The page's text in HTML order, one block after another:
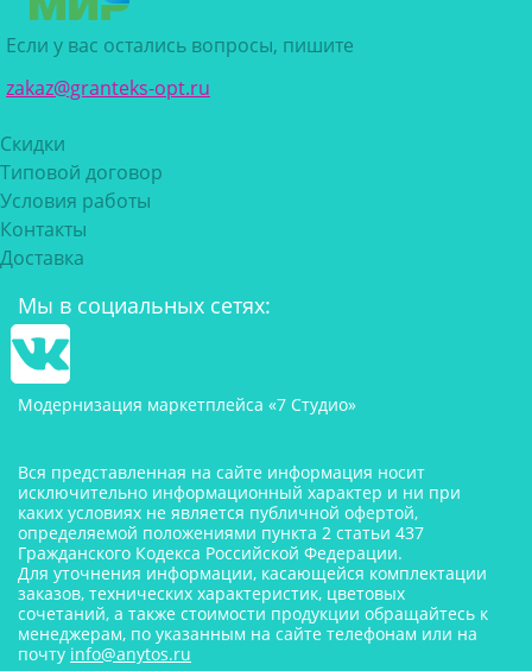
Если у вас остались вопросы, пишите
zakaz@granteks-opt.ru
Скидки
Типовой договор
Условия работы
Контакты
Доставка
Мы в социальных сетях:
Модернизация маркетплейса «7 Студио»
Вся представленная на сайте информация носит
исключительно информационный характер и ни при
каких условиях не является публичной офертой,
определяемой положениями пункта 2 статьи 437
Гражданского Кодекса Российской Федерации.
Для уточнения информации, касающейся комплектации
заказов, технических характеристик, цветовых
сочетаний, а также стоимости продукции обращайтесь к
менеджерам, по указанным на сайте телефонам или на
почту info@anytos.ru